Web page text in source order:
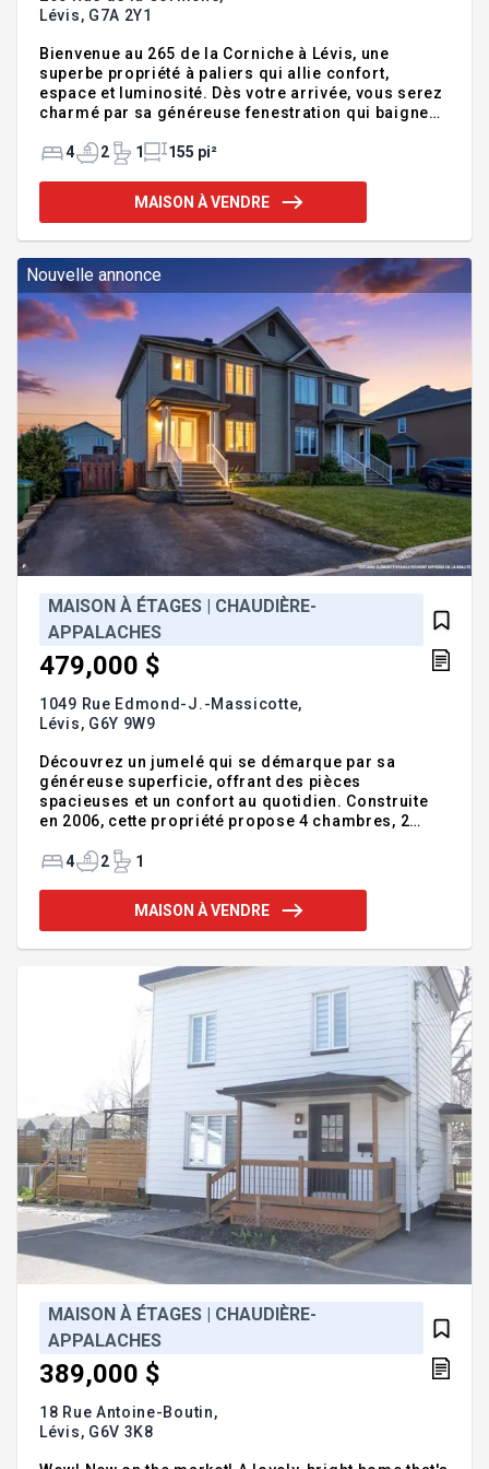
Lévis, G7A 2Y1
Bienvenue au 265 de la Corniche à Lévis, une
superbe propriété à paliers qui allie confort,
espace et luminosité. Dès votre arrivée, vous serez
charmé par sa généreuse fenestration qui baigne
trois chambres de bonnes dimensions ainsi qu'une
récent. Au sous-sol, une salle familiale et une 4e
chambre offrent toute la polyvalence recherchée
grand patio orienté plein sud invitent à la détente et
aux récepti
4 2 1 155 pi²
MAISON À VENDRE
Nouvelle annonce
MAISON À ÉTAGES | CHAUDIÈRE-
APPALACHES
479,000 $
1049 Rue Edmond-J.-Massicotte,
Lévis, G6Y 9W9
Découvrez un jumelé qui se démarque par sa
généreuse superficie, offrant des pièces
spacieuses et un confort au quotidien. Construite
en 2006, cette propriété propose 4 chambres, 2
sous-sol entièrement aménagé. À l'extérieur,
belle saison. Située dans un secteur recherché, à
proximité des écoles, du Cégep de Lévis-Lauzon,
qualité de vie. Une visite vous convaincra! Addenda
4 2 1
MAISON À VENDRE
MAISON À ÉTAGES | CHAUDIÈRE-
APPALACHES
389,000 $
18 Rue Antoine-Boutin,
Lévis, G6V 3K8